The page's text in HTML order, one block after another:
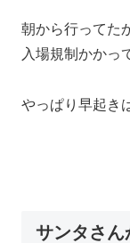
朝から行ってた
入場規制かかっ
やっぱり早起き
サンタさん